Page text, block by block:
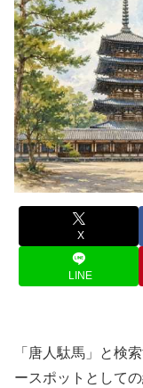
X
LINE
「唐人駄馬」と検
ースポットとして